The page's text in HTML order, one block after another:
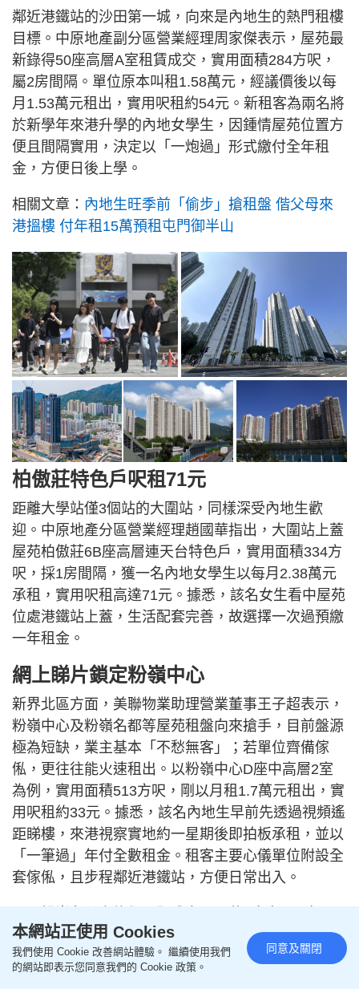
鄰近港鐵站的沙田第一城，向來是內地生的熱門租樓
目標。中原地產副分區營業經理周家傑表示，屋苑最
新錄得50座高層A室租賃成交，實用面積284方呎，
屬2房間隔。單位原本叫租1.58萬元，經議價後以每
月1.53萬元租出，實用呎租約54元。新租客為兩名將
於新學年來港升學的內地女學生，因鍾情屋苑位置方
便且間隔實用，決定以「一炮過」形式繳付全年租
金，方便日後上學。
相關文章： 內地生旺季前「偷步」搶租盤 偕父母來
港搵樓 付年租15萬預租屯門御半山
柏傲莊特色戶呎租71元
距離大學站僅3個站的大圍站，同樣深受內地生歡
迎。中原地產分區營業經理趙國華指出，大圍站上蓋
屋苑柏傲莊6B座高層連天台特色戶，實用面積334方
呎，採1房間隔，獲一名內地女學生以每月2.38萬元
承租，實用呎租高達71元。據悉，該名女生看中屋苑
位處港鐵站上蓋，生活配套完善，故選擇一次過預繳
一年租金。
網上睇片鎖定粉嶺中心
新界北區方面，美聯物業助理營業董事王子超表示，
粉嶺中心及粉嶺名都等屋苑租盤向來搶手，目前盤源
極為短缺，業主基本「不愁無客」；若單位齊備傢
俬，更往往能火速租出。以粉嶺中心D座中高層2室
為例，實用面積513方呎，剛以月租1.7萬元租出，實
用呎租約33元。據悉，該名內地生早前先透過視頻遙
距睇樓，來港視察實地約一星期後即拍板承租，並以
「一筆過」年付全數租金。租客主要心儀單位附設全
套傢俬，且步程鄰近港鐵站，方便日常出入。
實用面積454方呎，屬3房間隔，連全屋傢俬，新近以
月租1.75萬元租出，實用呎租約39元，同樣獲內地生
本網站正使用 Cookies
我們使用 Cookie 改善網站體驗。 繼續使用我們
的網站即表示您同意我們的 Cookie 政策。
同意及關閉